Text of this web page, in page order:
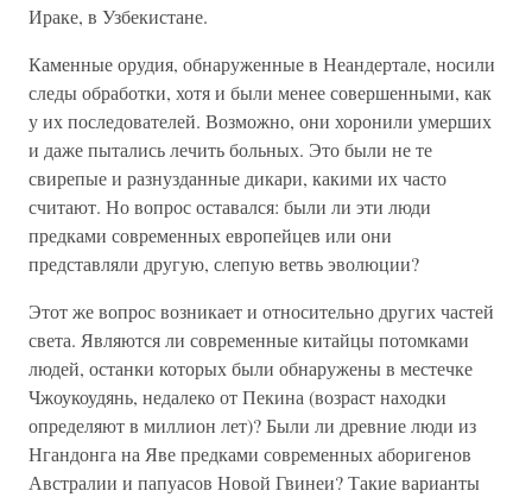
Ираке, в Узбекистане.
Каменные орудия, обнаруженные в Неандертале, носили
следы обработки, хотя и были менее совершенными, как
у их последователей. Возможно, они хоронили умерших
и даже пытались лечить больных. Это были не те
свирепые и разнузданные дикари, какими их часто
считают. Но вопрос оставался: были ли эти люди
предками современных европейцев или они
представляли другую, слепую ветвь эволюции?
Этот же вопрос возникает и относительно других частей
света. Являются ли современные китайцы потомками
людей, останки которых были обнаружены в местечке
Чжоукоудянь, недалеко от Пекина (возраст находки
определяют в миллион лет)? Были ли древние люди из
Нгандонга на Яве предками современных аборигенов
Австралии и папуасов Новой Гвинеи? Такие варианты